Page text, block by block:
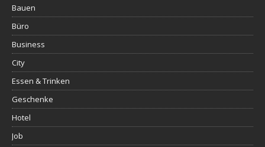
Bauen
Büro
Business
City
Essen & Trinken
Geschenke
Hotel
Job